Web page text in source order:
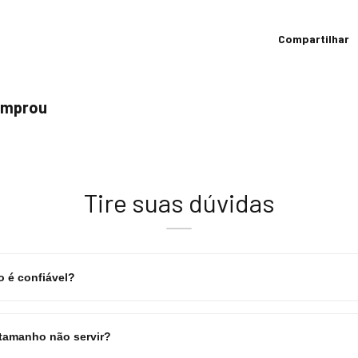
Compartilhar
Tire suas dúvidas
é confiável?
não servir?